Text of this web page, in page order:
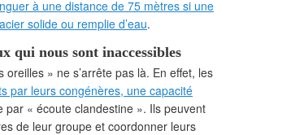
à une distance de 75 mètres si une
solide ou remplie d’eau.
qui nous sont inaccessibles
» ne s’arrête pas là. En effet, les
par leurs congénères, une capacité
par « écoute clandestine ». Ils peuvent
de leur groupe et coordonner leurs